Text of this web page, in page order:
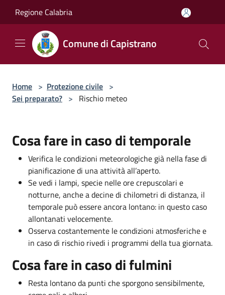
Regione Calabria
Comune di Capistrano
Home > Protezione civile >
Sei preparato? > Rischio meteo
Cosa fare in caso di temporale
Verifica le condizioni meteorologiche già nella fase di
pianificazione di una attività all’aperto.
Se vedi i lampi, specie nelle ore crepuscolari e
notturne, anche a decine di chilometri di distanza, il
temporale può essere ancora lontano: in questo caso
allontanati velocemente.
Osserva costantemente le condizioni atmosferiche e
in caso di rischio rivedi i programmi della tua giornata.
Cosa fare in caso di fulmini
Resta lontano da punti che sporgono sensibilmente,